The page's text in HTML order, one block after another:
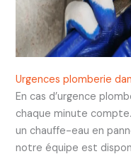
Urgences plomberie
En cas d’urgence
chaque minute
un chauffe-eau en
notre équipe est